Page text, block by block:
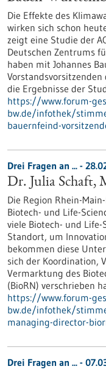
Die Effekte des
wirken sich schon
zeigt eine Studie der
Deutschen Zentrums
haben mit Johannes
die Ergebnisse der
https://www.forum-
bw.de/infothek/
bauernfeind-
Drei Fragen an ... -
Dr. Julia Schaft,
Die Region Rhein-
Biotech- und Life-
viele Biotech- und
Standort, um
bekommen diese
sich der Koordination,
Vermarktung des
(BioRN) verschrieben
https://www.forum-
bw.de/infothek/
managing-director-
Drei Fragen an ... -